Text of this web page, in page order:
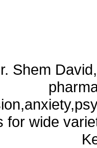
Shem
for wide